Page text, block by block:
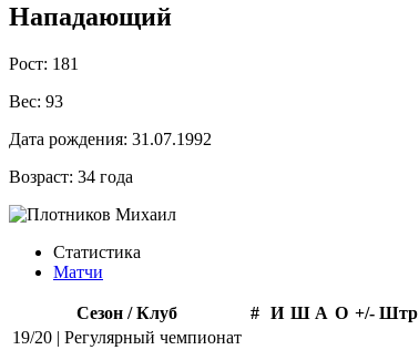
Нападающий
Рост: 181
Вес: 93
Дата рождения: 31.07.1992
Возраст: 34 года
Статистика
Матчи
Сезон / Клуб # И Ш А О +/- Штр
19/20 | Регулярный чемпионат